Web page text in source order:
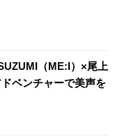
（ME:I）×尾上
ベンチャーで美声を